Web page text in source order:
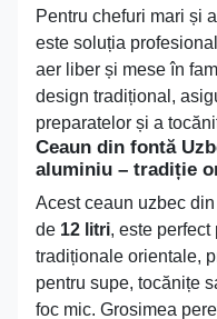
Pentru chefuri mari și
este soluția
aer liber și mese în
design tradițional,
preparatelor și a
Ceaun din fontă
aluminiu – tradiție
Acest ceaun uzbec din
de 12 litri, este
tradiționale orientale,
pentru supe, tocănițe
foc mic. Grosimea